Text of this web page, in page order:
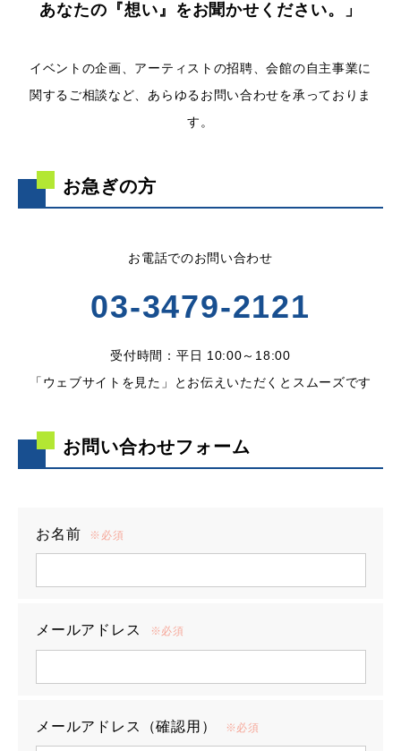
あなたの『想い』をお聞かせください。」
イベントの企画、アーティストの招聘、会館の自主事業に
関するご相談など、あらゆるお問い合わせを承っておりま
す。
お急ぎの方
お電話でのお問い合わせ
03-3479-2121
受付時間：平日 10:00～18:00
「ウェブサイトを見た」とお伝えいただくとスムーズです
お問い合わせフォーム
お名前 ※必須
メールアドレス ※必須
メールアドレス（確認用） ※必須